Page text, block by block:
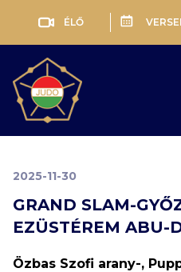
ÉLŐ
2025-11-30
GRAND SLAM-
EZÜSTÉREM ABU-
Özbas Szofi arany-,